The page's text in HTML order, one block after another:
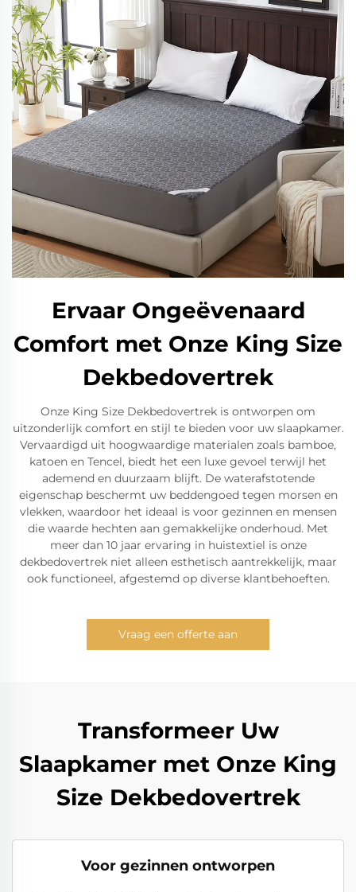
Ervaar Ongeëvenaard
Comfort met Onze King Size
Dekbedovertrek
Onze King Size Dekbedovertrek is ontworpen om
uitzonderlijk comfort en stijl te bieden voor uw slaapkamer.
Vervaardigd uit hoogwaardige materialen zoals bamboe,
katoen en Tencel, biedt het een luxe gevoel terwijl het
ademend en duurzaam blijft. De waterafstotende
eigenschap beschermt uw beddengoed tegen morsen en
vlekken, waardoor het ideaal is voor gezinnen en mensen
die waarde hechten aan gemakkelijke onderhoud. Met
meer dan 10 jaar ervaring in huistextiel is onze
dekbedovertrek niet alleen esthetisch aantrekkelijk, maar
ook functioneel, afgestemd op diverse klantbehoeften.
Vraag een offerte aan
Transformeer Uw
Slaapkamer met Onze King
Size Dekbedovertrek
Voor gezinnen ontworpen